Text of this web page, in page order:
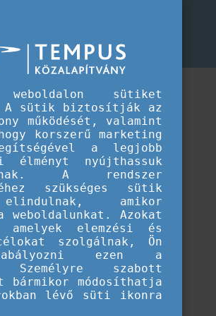
dokumentumok
Betöltés...
sütiket
A sütik biztosítják az
működését, valamint
korszerű marketing
a legjobb
élményt nyújthassuk
A rendszer
szükséges sütik
amikor
weboldalunkat. Azokat
elemzési és
szolgálnak, Ön
ezen a
szabott
módosíthatja
lévő süti ikonra